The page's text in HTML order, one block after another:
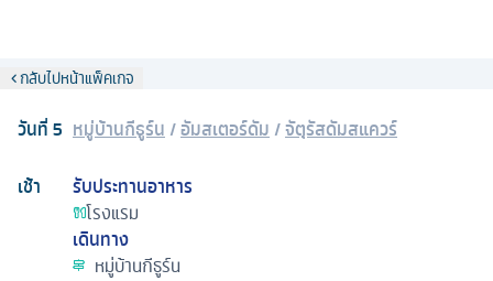
กลับไปหน้าแพ็คเกจ
วันที่5 หมู่บ้านกีธูร์น /อัมสเตอร์ดัม /จัตุรัสดัมสแควร์
เช้า
รับประทานอาหาร
โรงแรม
เดินทาง
หมู่บ้านกีธูร์น